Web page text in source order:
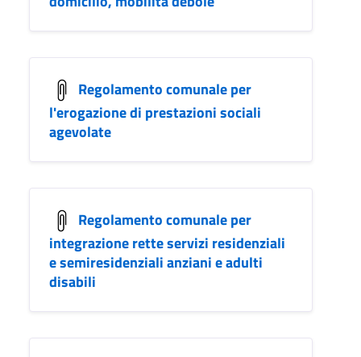
Regolamento comunale per
l'erogazione di prestazioni sociali
agevolate
Regolamento comunale per
integrazione rette servizi residenziali
e semiresidenziali anziani e adulti
disabili